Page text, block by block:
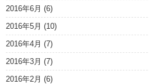
2016年6月 (6)
2016年5月 (10)
2016年4月 (7)
2016年3月 (7)
2016年2月 (6)